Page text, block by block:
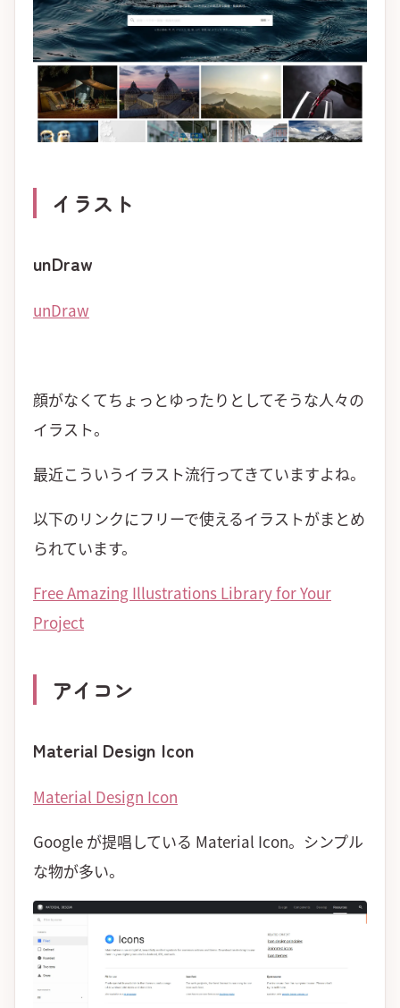
イラスト
unDraw
unDraw
顔がなくてちょっとゆったりとしてそうな人々の
イラスト。
最近こういうイラスト流行ってきていますよね。
以下のリンクにフリーで使えるイラストがまとめ
られています。
Free Amazing Illustrations Library for Your
Project
アイコン
Material Design Icon
Material Design Icon
Google が提唱している Material Icon。シンプル
な物が多い。